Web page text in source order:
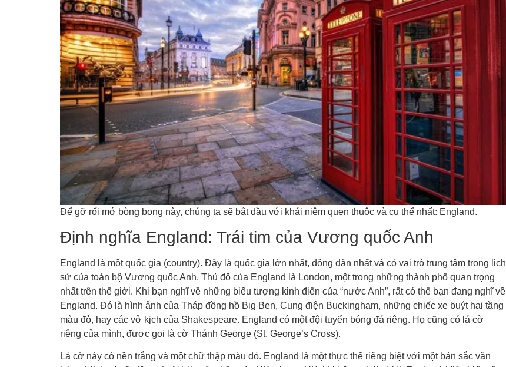
Để gỡ rối mớ bòng bong này, chúng ta sẽ bắt đầu với khái niệm quen thuộc và cụ thể nhất: England.
Định nghĩa England: Trái tim của Vương quốc Anh
England là một quốc gia (country). Đây là quốc gia lớn nhất, đông dân nhất và có vai trò trung tâm trong lịch
sử của toàn bộ Vương quốc Anh. Thủ đô của England là London, một trong những thành phố quan trọng
nhất trên thế giới. Khi bạn nghĩ về những biểu tượng kinh điển của “nước Anh”, rất có thể bạn đang nghĩ về
England. Đó là hình ảnh của Tháp đồng hồ Big Ben, Cung điện Buckingham, những chiếc xe buýt hai tầng
màu đỏ, hay các vở kịch của Shakespeare. England có một đội tuyển bóng đá riêng. Họ cũng có lá cờ
riêng của mình, được gọi là cờ Thánh George (St. George’s Cross).
Lá cờ này có nền trắng và một chữ thập màu đỏ. England là một thực thể riêng biệt với một bản sắc văn